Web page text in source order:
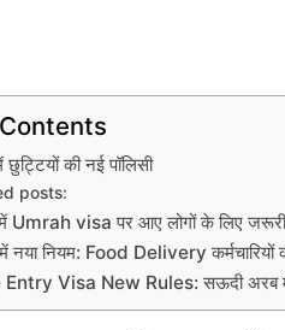
की नई पॉलिसी
posts:
Umrah visa पर आए लोगों के लिए जरूरी
नियम: Food Delivery कर्मचारियों
Visa New Rules: सऊदी अरब में